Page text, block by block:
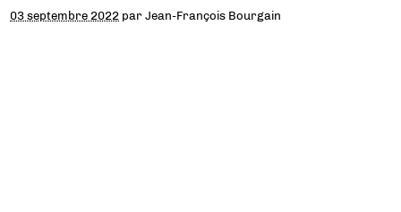
03 septembre 2022 parJean-François Bourgain